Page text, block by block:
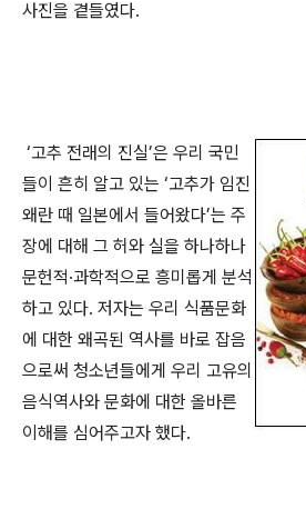
사진을 곁들였다.
‘고추 전래의 진실’은 우리 국민
들이 흔히 알고 있는 ‘고추가 임진
왜란 때 일본에서 들어왔다’는 주
장에 대해 그 허와 실을 하나하나
문헌적·과학적으로 흥미롭게 분석
하고 있다. 저자는 우리 식품문화
에 대한 왜곡된 역사를 바로 잡음
으로써 청소년들에게 우리 고유의
음식역사와 문화에 대한 올바른
이해를 심어주고자 했다.